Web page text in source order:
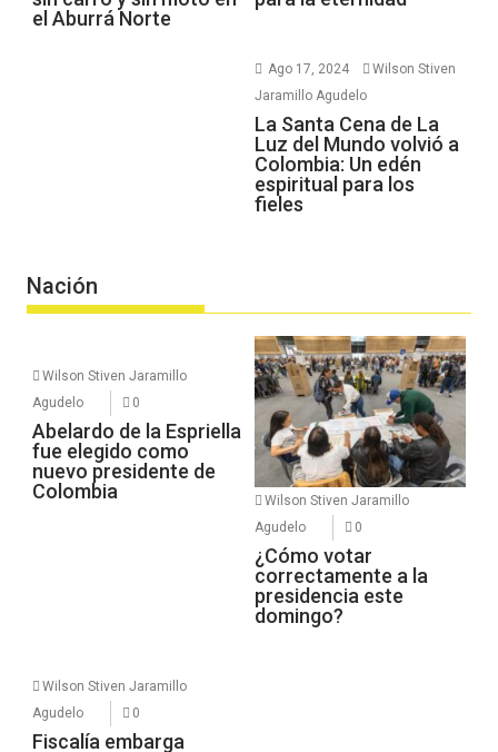
el Aburrá Norte
Ago 17, 2024
Wilson Stiven
Jaramillo Agudelo
La Santa Cena de La
Luz del Mundo volvió a
Colombia: Un edén
espiritual para los
fieles
Nación
Wilson Stiven Jaramillo
Agudelo
0
Abelardo de la Espriella
fue elegido como
nuevo presidente de
Colombia
Wilson Stiven Jaramillo
Agudelo
0
¿Cómo votar
correctamente a la
presidencia este
domingo?
Wilson Stiven Jaramillo
Agudelo
0
Fiscalía embarga